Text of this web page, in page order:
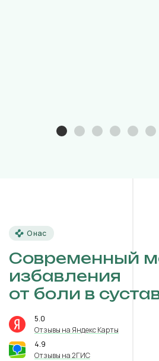
О нас
Современный
избавления
от боли в
5.0
Отзывы на Яндекс Карты
4.9
Отзывы на 2ГИС